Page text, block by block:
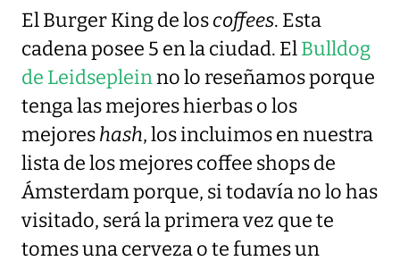
El Burger King de loscoffees. Esta
cadena posee 5 en la ciudad. ElBulldog
de Leidsepleinno lo reseñamos porque
tenga las mejores hierbas o los
mejoreshash, los incluimos en nuestra
lista de los mejores coffee shops de
Ámsterdam porque, si todavía no lo has
visitado, será la primera vez que te
tomes una cerveza o te fumes un